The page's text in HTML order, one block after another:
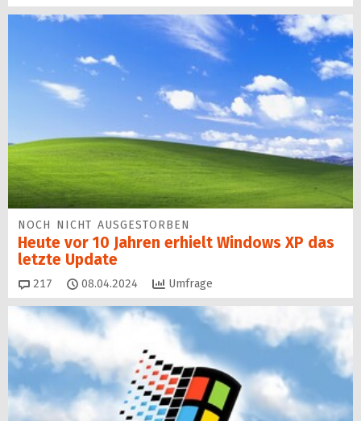
NOCH NICHT AUSGESTORBEN
Heute vor 10 Jahren erhielt Windows XP das
letzte Update
217 Kommentare
08.04.2024 Umfrage